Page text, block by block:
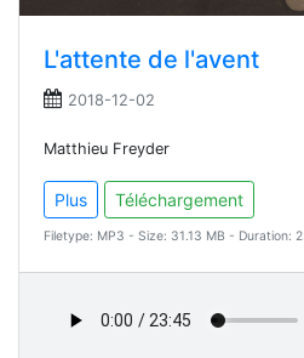
L'attente de l'avent
2018-12-02
Matthieu Freyder
Plus Téléchargement
Filetype: MP3 - Size: 31.13 MB - Duration: